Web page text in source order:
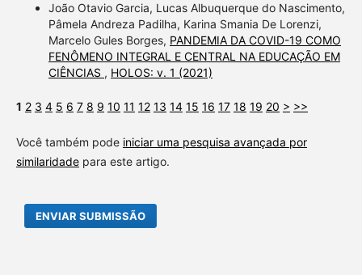
João Otavio Garcia, Lucas Albuquerque do Nascimento,
Pâmela Andreza Padilha, Karina Smania De Lorenzi,
Marcelo Gules Borges, PANDEMIA DA COVID-19 COMO
FENÔMENO INTEGRAL E CENTRAL NA EDUCAÇÃO EM
CIÊNCIAS , HOLOS: v. 1 (2021)
1 2 3 4 5 6 7 8 9 10 11 12 13 14 15 16 17 18 19 20 > >>
Você também pode iniciar uma pesquisa avançada por
similaridadepara este artigo.
ENVIAR SUBMISSÃO